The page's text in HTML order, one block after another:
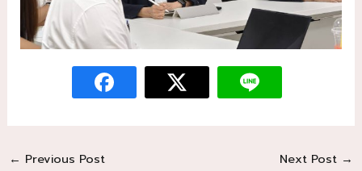
← Previous Post Next Post →